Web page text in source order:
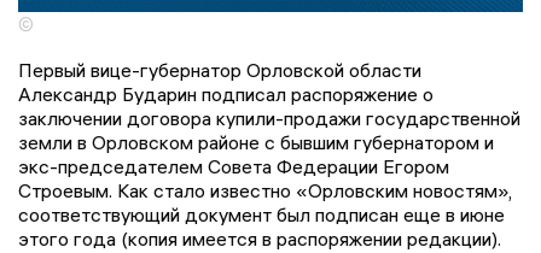
©
Первый вице-губернатор Орловской области
Александр Бударин подписал распоряжение о
заключении договора купили-продажи государственной
земли в Орловском районе с бывшим губернатором и
экс-председателем Совета Федерации Егором
Строевым. Как стало известно «Орловским новостям»,
соответствующий документ был подписан еще в июне
этого года (копия имеется в распоряжении редакции).